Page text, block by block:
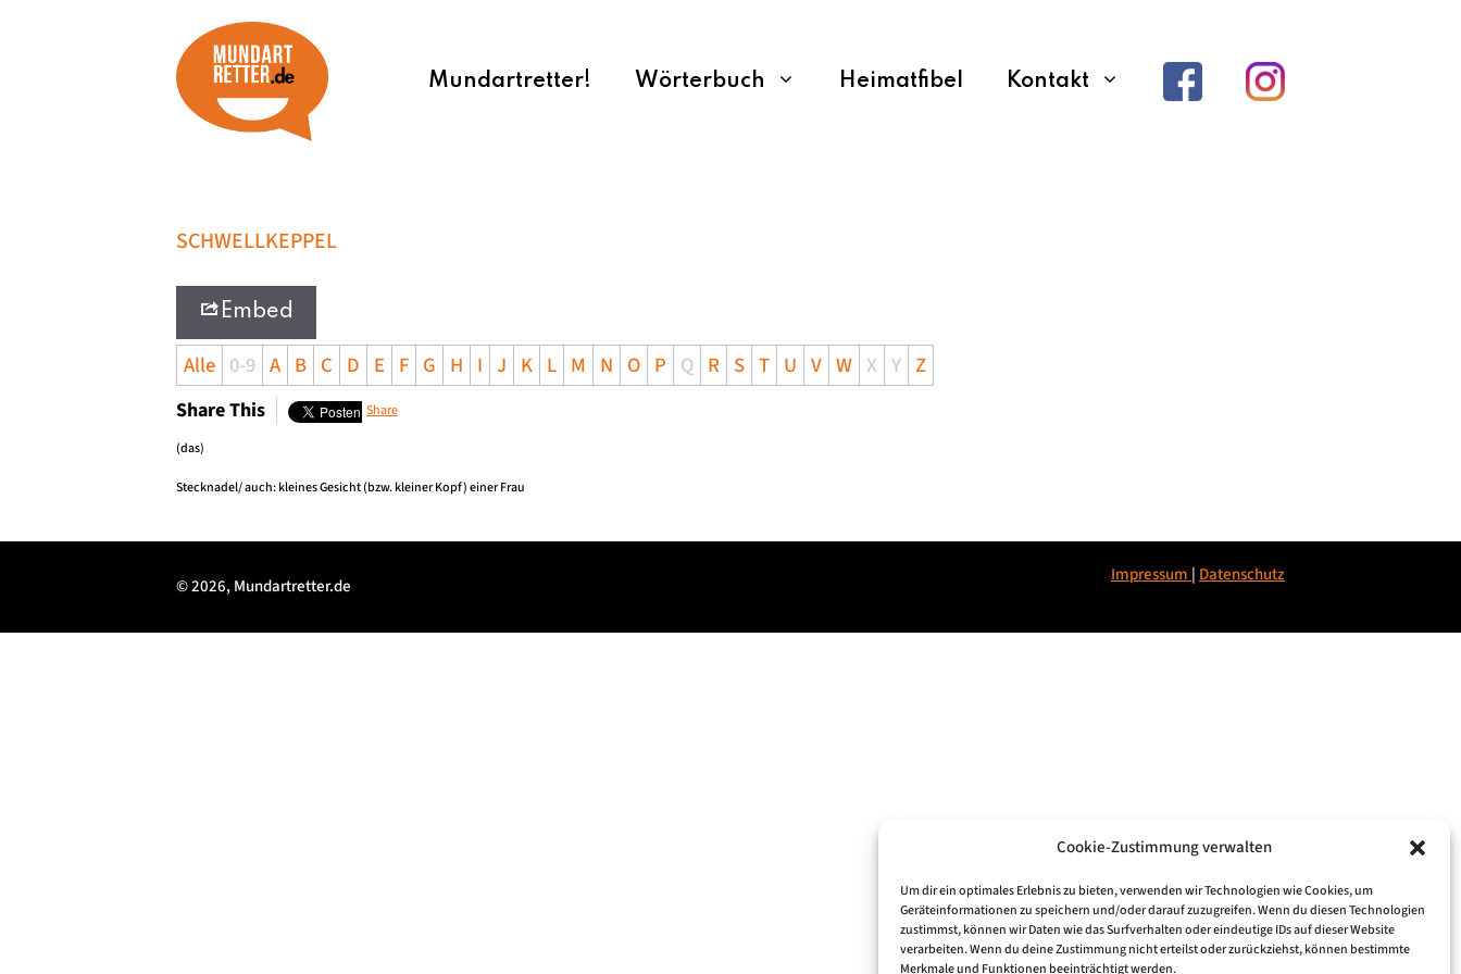
Cookie-Zustimmung verwalten
Um dir ein optimales Erlebnis zu bieten, verwenden wir Technologien wie Cookies, um
Geräteinformationen zu speichern und/oder darauf zuzugreifen. Wenn du diesen Technologien
zustimmst, können wir Daten wie das Surfverhalten oder eindeutige IDs auf dieser Website
verarbeiten. Wenn du deine Zustimmung nicht erteilst oder zurückziehst, können bestimmte
Merkmale und Funktionen beeinträchtigt werden.
Mundartretter! Wörterbuch Heimatfibel Kontakt
SCHWELLKEPPEL
Embed
Alle 0-9 A B C D E F G H I J K L M N O P Q R S T U V W X Y Z
Share This Share
(das)
Stecknadel/ auch: kleines Gesicht (bzw. kleiner Kopf) einer Frau
Impressum | Datenschutz
© 2026, Mundartretter.de